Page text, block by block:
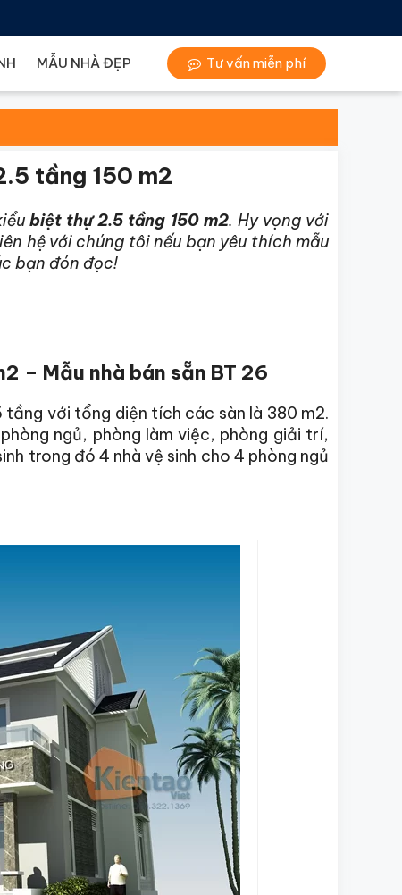
MẪU NHÀ ĐẸP Tư vấn miễn phí
tầng 150 m2
biệt thự 2.5 tầng 150 m2. Hy vọng với
hệ với chúng tôi nếu bạn yêu thích mẫu
bạn đón đọc!
– Mẫu nhà bán sẵn BT 26
với tổng diện tích các sàn là 380 m2.
ngủ, phòng làm việc, phòng giải trí,
trong đó 4 nhà vệ sinh cho 4 phòng ngủ